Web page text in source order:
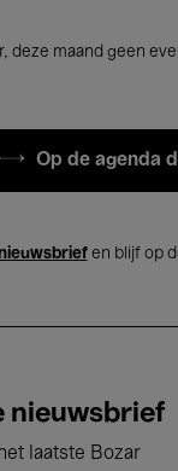
deze maand geen
Op de agenda
en blijf op
nieuwsbrief
laatste Bozar